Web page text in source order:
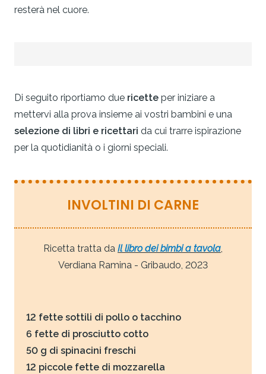
resterà nel cuore.
Di seguito riportiamo due ricette per iniziare a
mettervi alla prova insieme ai vostri bambini e una
selezione di libri e ricettari da cui trarre ispirazione
per la quotidianità o i giorni speciali.
INVOLTINI DI CARNE
Ricetta tratta da Il libro dei bimbi a tavola,
Verdiana Ramina - Gribaudo, 2023
12 fette sottili di pollo o tacchino
6 fette di prosciutto cotto
50 g di spinacini freschi
12 piccole fette di mozzarella